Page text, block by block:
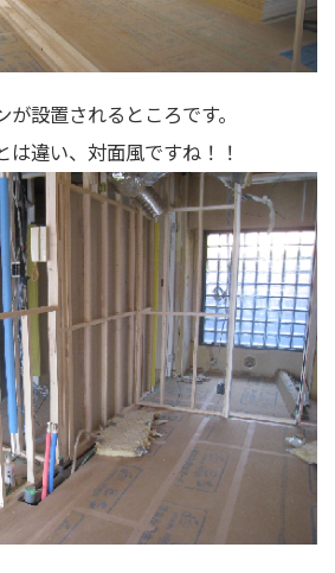
設置されるところです。
は違い、対面風ですね！！